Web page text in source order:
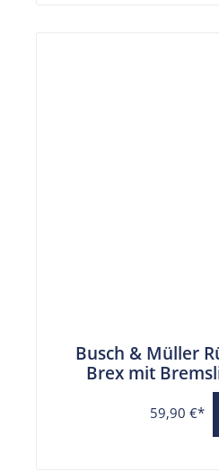
Busch & Müller
Brex mit
59,90 €*